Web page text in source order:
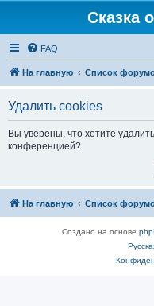
Сказка
FAQ
На главную Список
Удалить cookies
Вы уверены, что хотите
конференцией?
На главную Список
Создано на основе